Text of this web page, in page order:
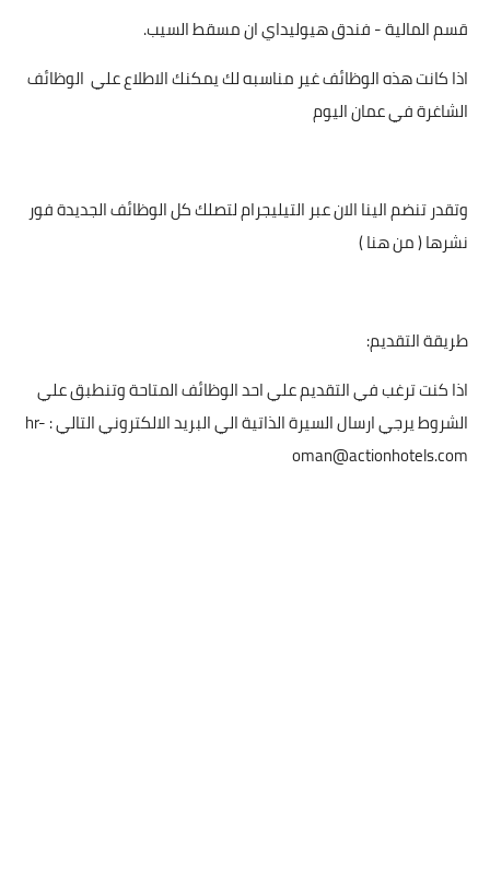
قسم المالية - فندق هيوليداي ان مسقط السيب.
اذا كانت هذه الوظائف غير مناسبه لك يمكنك الاطلاع علي الوظائف
الشاغرة في عمان اليوم
وتقدر تنضم الينا الان عبر التيليجرام لتصلك كل الوظائف الجديدة فور
نشرها ( من هنا )
طريقة التقديم:
اذا كنت ترغب في التقديم علي احد الوظائف المتاحة وتنطبق علي
الشروط يرجي ارسال السيرة الذاتية الي البريد الالكتروني التالي :hr-
oman@actionhotels.com